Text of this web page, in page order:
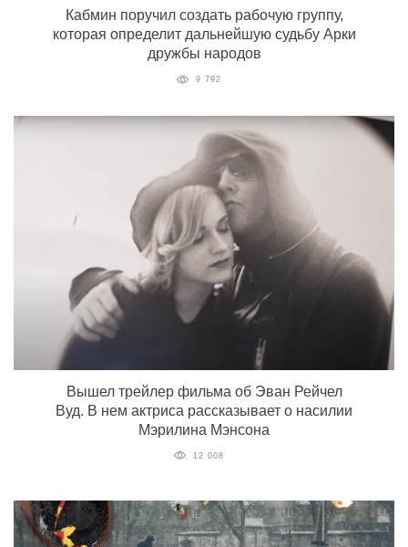
Кабмин поручил создать рабочую группу,
которая определит дальнейшую судьбу Арки
дружбы народов
9 792
Вышел трейлер фильма об Эван Рейчел
Вуд. В нем актриса рассказывает о насилии
Мэрилина Мэнсона
12 008